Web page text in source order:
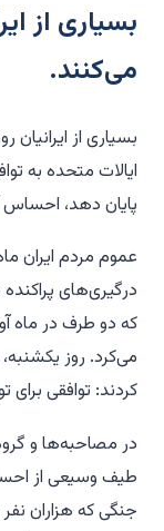
بسیاری از
می‌کنند.
بسیاری از
ایالات متحده به
پایان دهد، احساس
عموم مردم ایران
درگیری‌های
که دو طرف در ماه
می‌کرد. روز
کردند: توافقی
در مصاحبه‌ها و
طیف وسیعی از
جنگی که هزاران